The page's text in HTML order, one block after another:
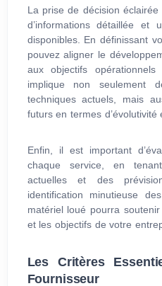
La prise de décision
d’informations détaillée et
disponibles. En définissant
pouvez aligner le
aux objectifs
implique non seulement
techniques actuels, mais
futurs en termes d’évolutivité
Enfin, il est important
chaque service, en
actuelles et des
identification minutieuse
matériel loué pourra
et les objectifs de votre
Les Critères
Fournisseur